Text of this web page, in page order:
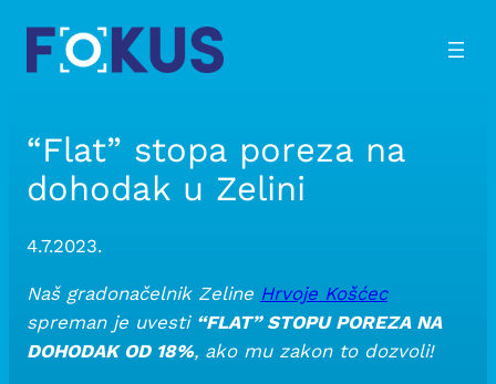
Skip
content
“Flat” stopa poreza na
dohodak u Zelini
4.7.2023.
Naš gradonačelnik Zeline Hrvoje Košćec
spreman je uvesti “FLAT” STOPU POREZA NA
DOHODAK OD 18%, ako mu zakon to dozvoli!